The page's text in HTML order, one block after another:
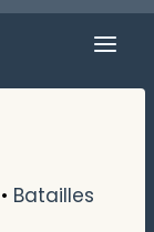
• Batailles